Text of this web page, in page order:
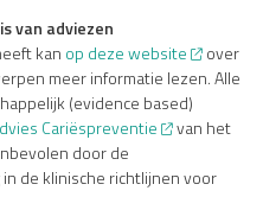
van adviezen
kan op deze website
over
meer informatie lezen.Alle
(evidence based)
Cariëspreventie
van het
door de
de klinische richtlijnen voor